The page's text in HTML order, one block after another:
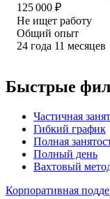
125 000 ₽
Не ищет работу
Общий опыт
24 года 11 месяцев
Быстрые
Частичная
Гибкий график
Полная
Полный день
Вахтовый
Корпоративная